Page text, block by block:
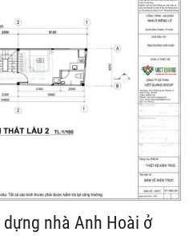
nhà Anh Hoài ở